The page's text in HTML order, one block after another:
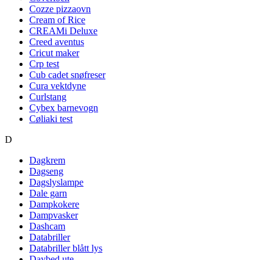
Cozze pizzaovn
Cream of Rice
CREAMi Deluxe
Creed aventus
Cricut maker
Crp test
Cub cadet snøfreser
Cura vektdyne
Curlstang
Cybex barnevogn
Cøliaki test
D
Dagkrem
Dagseng
Dagslyslampe
Dale garn
Dampkokere
Dampvasker
Dashcam
Databriller
Databriller blått lys